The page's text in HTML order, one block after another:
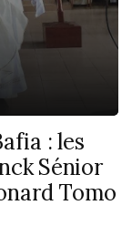
: les
Sénior
Tomo